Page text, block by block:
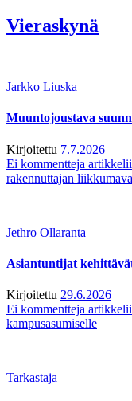
Vieraskynä
Jarkko Liuska
Muuntojoustava
Kirjoitettu 7.7.2026
Ei kommentteja
rakennuttajan
Jethro Ollaranta
Asiantuntijat
Kirjoitettu 29.6.2026
Ei kommentteja
kampusasumiselle
Tarkastaja